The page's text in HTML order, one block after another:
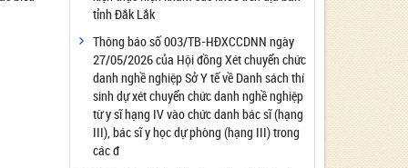
Công bố đủ điều kiện cung cấp dịch vụ diệt
côn trùng, diệt khuẩn bằng chế phẩm
Công bố cơ sở đủ điều kiện quan trắc môi
trường lao động
Công bố hồ sơ về trang thiết bị y tế
Công bố cơ sở đủ điều kiện tiêm chủng
Cơ sở Massage đủ điều kiện hoạt động
tỉnh Đắk Lắk
Thông báo số 003/TB-HĐXCCDNN ngày
27/05/2026 của Hội đồng Xét chuyển chức
danh nghề nghiệp Sở Y tế về Danh sách thí
sinh dự xét chuyển chức danh nghề nghiệp
từ y sĩ hạng IV vào chức danh bác sĩ (hạng
III), bác sĩ y học dự phòng (hạng III) trong
các đ